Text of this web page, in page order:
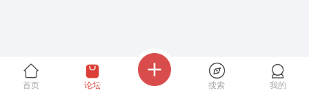
首页 论坛 搜索 我的